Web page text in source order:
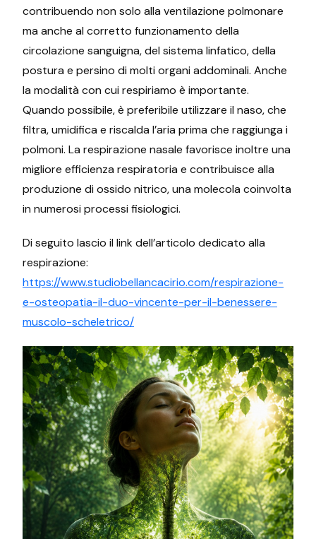
contribuendo non solo alla ventilazione polmonare
ma anche al corretto funzionamento della
circolazione sanguigna, del sistema linfatico, della
postura e persino di molti organi addominali. Anche
la modalità con cui respiriamo è importante.
Quando possibile, è preferibile utilizzare il naso, che
filtra, umidifica e riscalda l’aria prima che raggiunga i
polmoni. La respirazione nasale favorisce inoltre una
migliore efficienza respiratoria e contribuisce alla
produzione di ossido nitrico, una molecola coinvolta
in numerosi processi fisiologici.
Di seguito lascio il link dell’articolo dedicato alla
respirazione:
https://www.studiobellancacirio.com/respirazione-
e-osteopatia-il-duo-vincente-per-il-benessere-
muscolo-scheletrico/